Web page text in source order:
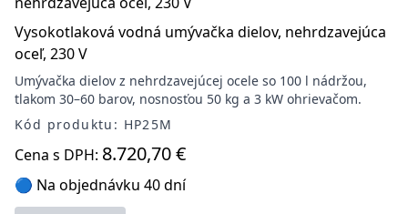
Vysokotlaková vodná umývačka dielov, nehrdzavejúca
oceľ, 230 V
Umývačka dielov z nehrdzavejúcej ocele so 100 l nádržou,
tlakom 30–60 barov, nosnosťou 50 kg a 3 kW ohrievačom.
Kód produktu: HP25M
Cena s DPH: 8.720,70 €
🔵 Na objednávku 40 dní